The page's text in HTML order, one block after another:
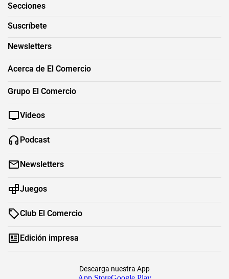
Secciones
Suscríbete
Newsletters
Acerca de El Comercio
Grupo El Comercio
Videos
Podcast
Newsletters
Juegos
Club El Comercio
Edición impresa
Descarga nuestra App